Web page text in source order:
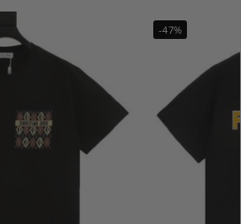
-47%